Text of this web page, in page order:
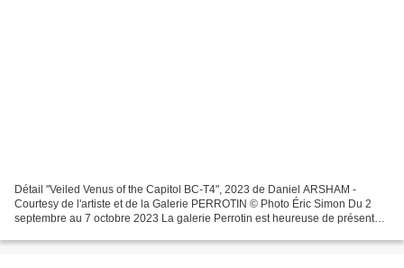
Détail "Veiled Venus of the Capitol BC-T4", 2023 de Daniel ARSHAM -
Courtesy de l'artiste et de la Galerie PERROTIN © Photo Éric Simon Du 2
septembre au 7 octobre 2023 La galerie Perrotin est heureuse de présenter